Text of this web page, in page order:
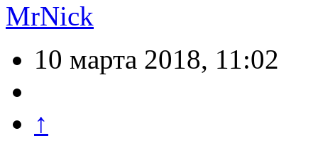
MrNick
10 марта 2018, 11:02
↑